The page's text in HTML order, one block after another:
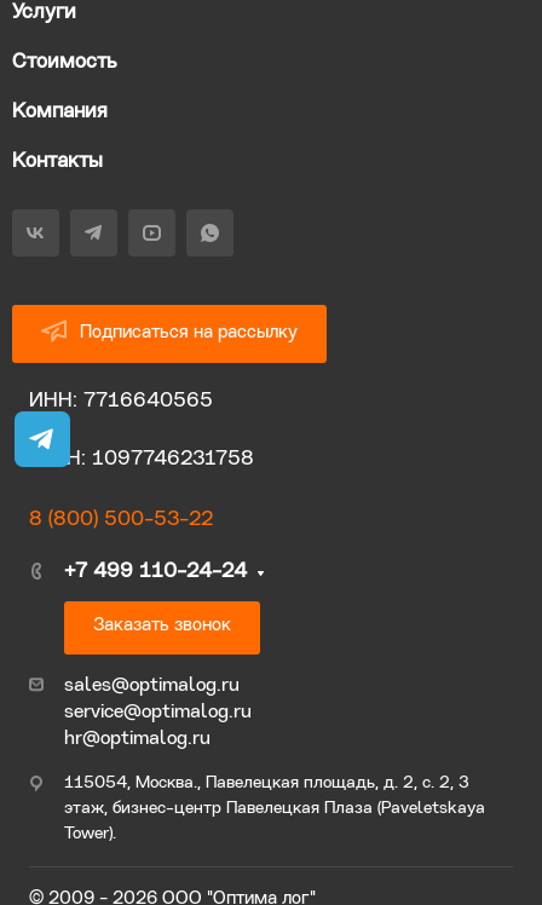
Услуги
Стоимость
Компания
Контакты
Подписаться на рассылку
ИНН: 7716640565
ОГРН: 1097746231758
8 (800) 500-53-22
+7 499 110-24-24
Заказать звонок
sales@optimalog.ru
service@optimalog.ru
hr@optimalog.ru
115054, Москва., Павелецкая площадь, д. 2, с. 2, 3
этаж, бизнес-центр Павелецкая Плаза (Paveletskaya
Tower).
© 2009 - 2026 ООО "Оптима лог"